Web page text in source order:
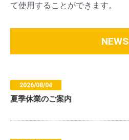
て使用することができます。
NEWS
2026/08/04
夏季休業のご案内